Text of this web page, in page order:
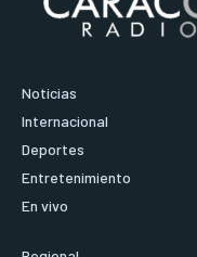
Noticias
Internacional
Deportes
Entretenimiento
En vivo